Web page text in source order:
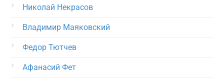
Николай Некрасов
Владимир Маяковский
Федор Тютчев
Афанасий Фет